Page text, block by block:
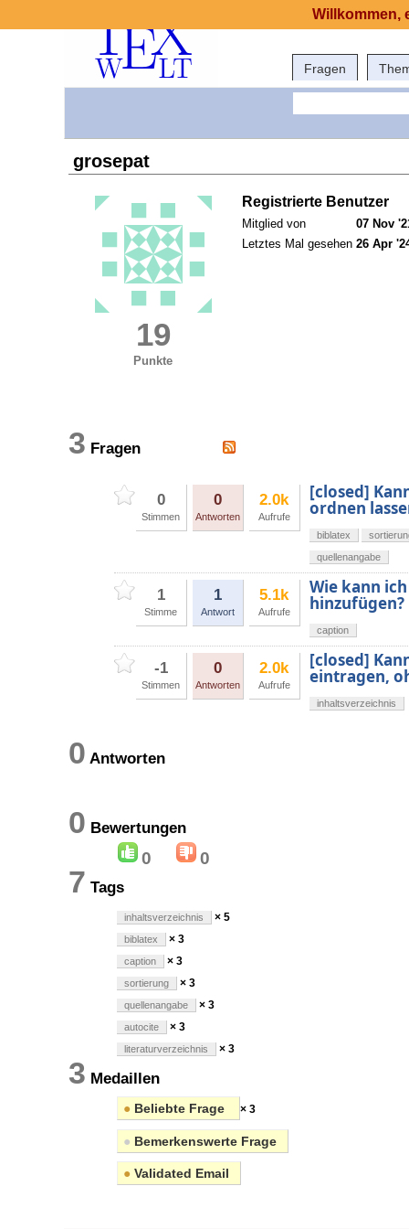
Fragen
grosepat
19
Punkte
Registrierte Benutzer
Mitglied von
07 Nov
Letztes Mal gesehen 26 Apr
3 Fragen
0
Stimmen
0
Antworten
2.0k
Aufrufe
[closed]
ordnen
biblatex
quellenangabe
1
Stimme
1
Antwort
5.1k
Aufrufe
Wie kann
hinzufügen?
caption
-1
Stimmen
0
Antworten
2.0k
Aufrufe
[closed]
eintragen,
inhaltsverzeichnis
0 Antworten
0 Bewertungen
0 0
7 Tags
inhaltsverzeichnis × 5
biblatex × 3
caption × 3
sortierung × 3
quellenangabe × 3
autocite × 3
literaturverzeichnis × 3
3 Medaillen
● Beliebte Frage × 3
● Bemerkenswerte Frage
● Validated Email
Willkommen,